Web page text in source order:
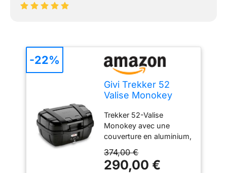
Givi Trekker 52
Valise Monokey
Couverture en
Aluminium, Noir
Trekker 52-Valise
Monokey avec une
couverture en aluminium,
chargement 10 kg
Nouveau Fabriqué en
374,00 €
290,00 €
-22%